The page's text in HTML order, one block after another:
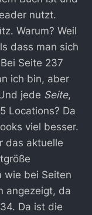
nutzt.
Warum? Weil
dass man sich
Seite 237
ich bin, aber
jede Seite,
Locations? Da
viel besser.
das aktuelle
wie bei Seiten
angezeigt, da
Da ist die